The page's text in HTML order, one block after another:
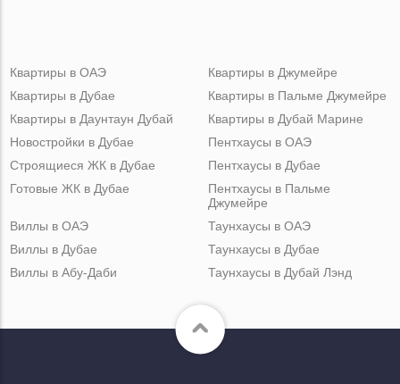
Квартиры в ОАЭ
Квартиры в Дубае
Квартиры в Даунтаун Дубай
Квартиры в Джумейре
Квартиры в Пальме Джумейре
Квартиры в Дубай Марине
Новостройки в Дубае
Строящиеся ЖК в Дубае
Готовые ЖК в Дубае
Пентхаусы в ОАЭ
Пентхаусы в Дубае
Пентхаусы в Пальме
Джумейре
Виллы в ОАЭ
Виллы в Дубае
Виллы в Абу-Даби
Таунхаусы в ОАЭ
Таунхаусы в Дубае
Таунхаусы в Дубай Лэнд